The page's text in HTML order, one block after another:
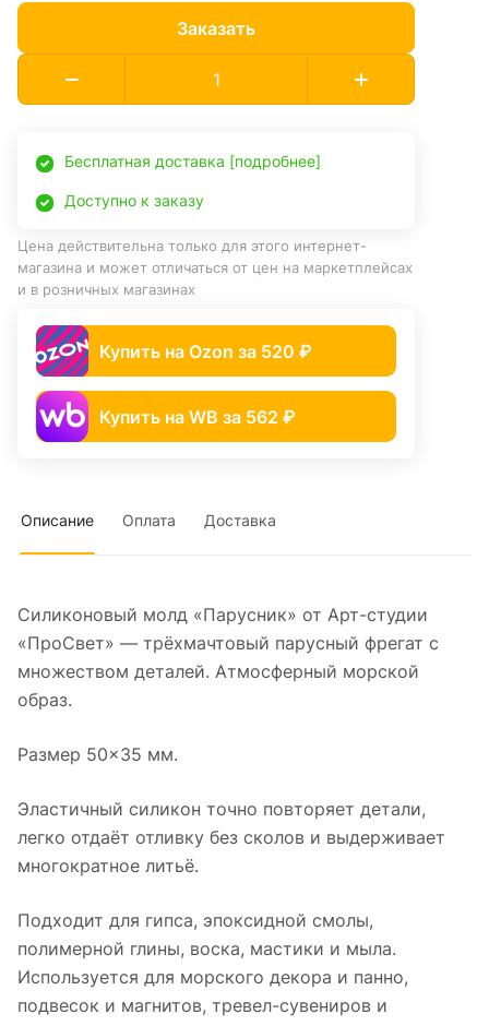
Заказать
Бесплатная доставка [подробнее]
Доступно к заказу
Цена действительна только для этого интернет-
магазина и может отличаться от цен на маркетплейсах
и в розничных магазинах
Купить на Ozon за 520 ₽
Купить на WB за 562 ₽
Описание Оплата Доставка
Силиконовый молд «Парусник» от Арт-студии
«ПроСвет» — трёхмачтовый парусный фрегат с
множеством деталей. Атмосферный морской
образ.
Размер 50×35 мм.
Эластичный силикон точно повторяет детали,
легко отдаёт отливку без сколов и выдерживает
многократное литьё.
Подходит для гипса, эпоксидной смолы,
полимерной глины, воска, мастики и мыла.
Используется для морского декора и панно,
подвесок и магнитов, тревел-сувениров и